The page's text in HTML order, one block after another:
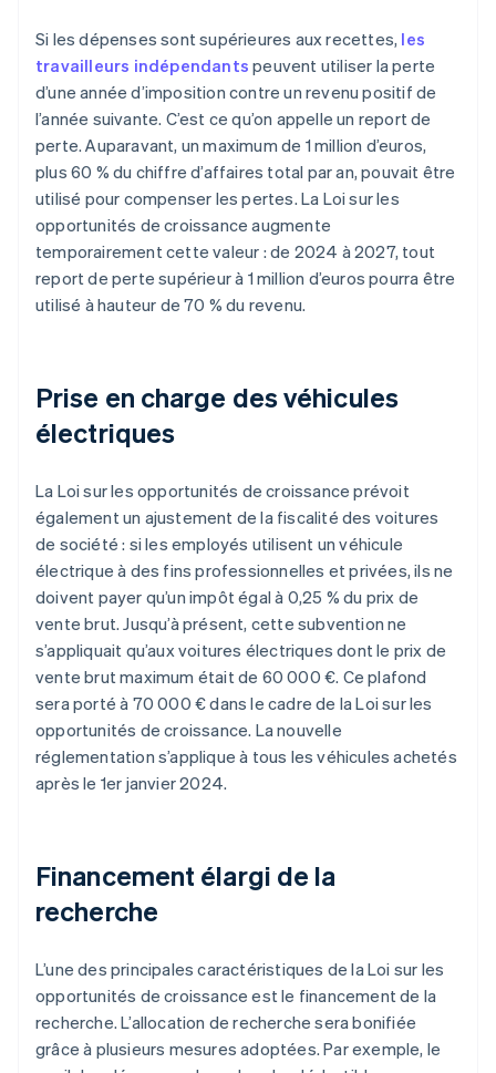
Si les dépenses sont supérieures aux recettes, les
travailleurs indépendants peuvent utiliser la perte
d’une année d’imposition contre un revenu positif de
l’année suivante. C’est ce qu’on appelle un report de
perte. Auparavant, un maximum de 1 million d’euros,
plus 60 % du chiffre d’affaires total par an, pouvait être
utilisé pour compenser les pertes. La Loi sur les
opportunités de croissance augmente
temporairement cette valeur : de 2024 à 2027, tout
report de perte supérieur à 1 million d’euros pourra être
utilisé à hauteur de 70 % du revenu.
Prise en charge des véhicules
électriques
La Loi sur les opportunités de croissance prévoit
également un ajustement de la fiscalité des voitures
de société : si les employés utilisent un véhicule
électrique à des fins professionnelles et privées, ils ne
doivent payer qu’un impôt égal à 0,25 % du prix de
vente brut. Jusqu’à présent, cette subvention ne
s’appliquait qu’aux voitures électriques dont le prix de
vente brut maximum était de 60 000 €. Ce plafond
sera porté à 70 000 € dans le cadre de la Loi sur les
opportunités de croissance. La nouvelle
réglementation s’applique à tous les véhicules achetés
après le 1er janvier 2024.
Financement élargi de la
recherche
L’une des principales caractéristiques de la Loi sur les
opportunités de croissance est le financement de la
recherche. L’allocation de recherche sera bonifiée
grâce à plusieurs mesures adoptées. Par exemple, le